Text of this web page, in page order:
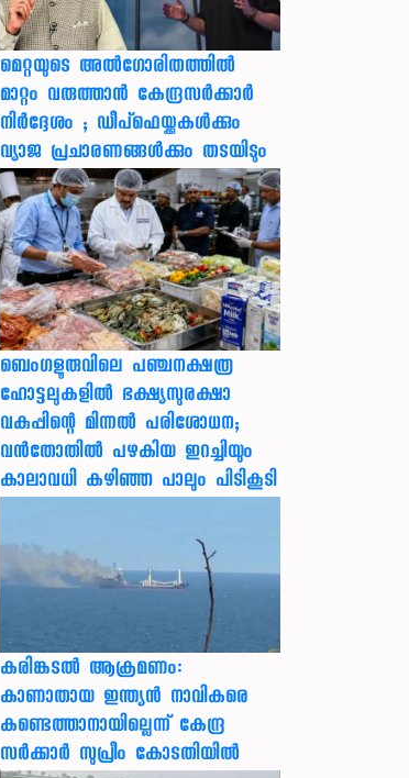
മെറ്റയുടെ അൽഗോരിതത്തിൽ
മാറ്റം വരുത്താൻ കേന്ദ്രസർക്കാർ
നിർദ്ദേശം ; ഡീപ്‌ഫെയ്ക്കുകൾക്കും
വ്യാജ പ്രചാരണങ്ങൾക്കും തടയിടും
ബെംഗളൂരുവിലെ പഞ്ചനക്ഷത്ര
ഹോട്ടലുകളിൽ ഭക്ഷ്യസുരക്ഷാ
വകുപ്പിന്റെ മിന്നൽ പരിശോധന;
വൻതോതിൽ പഴകിയ ഇറച്ചിയും
കാലാവധി കഴിഞ്ഞ പാലും പിടികൂടി
കരിങ്കടൽ ആക്രമണം:
കാണാതായ ഇന്ത്യൻ നാവികരെ
കണ്ടെത്താനായില്ലെന്ന് കേന്ദ്ര
സർക്കാർ സുപ്രീം കോടതിയിൽ